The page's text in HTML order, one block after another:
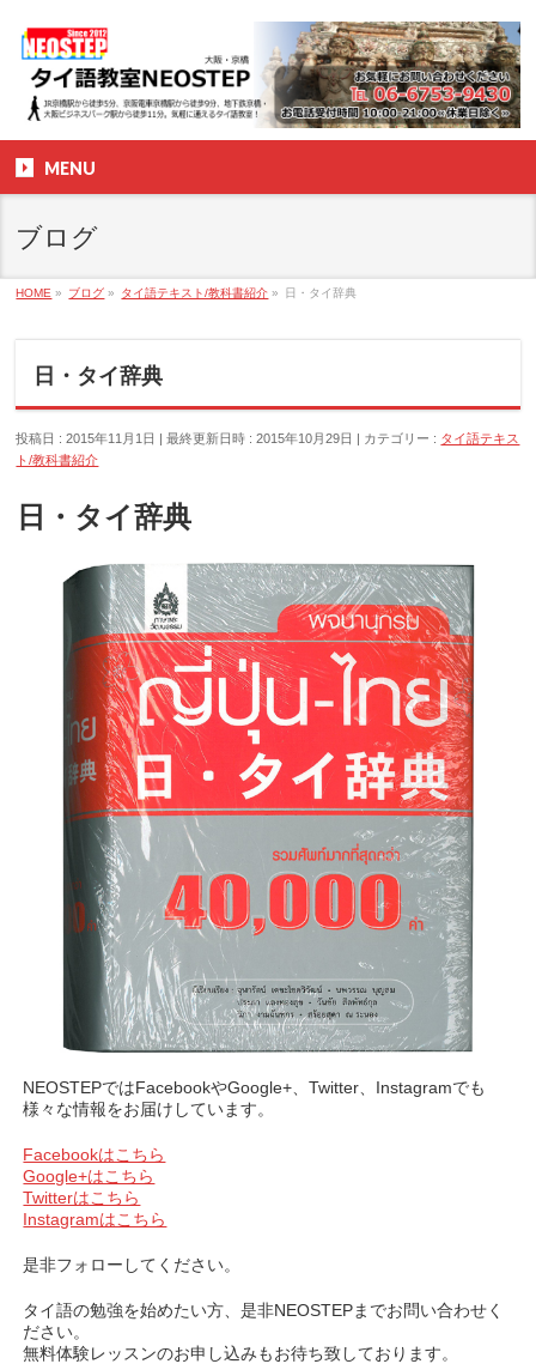
MENU
ブログ
HOME » ブログ » タイ語テキスト/教科書紹介 » 日・タイ辞典
日・タイ辞典
投稿日 : 2015年11月1日 最終更新日時 : 2015年10月29日 カテゴリー : タイ語テキス
ト/教科書紹介
日・タイ辞典
NEOSTEPではFacebookやGoogle+、Twitter、Instagramでも
様々な情報をお届けしています。
Facebookはこちら
Google+はこちら
Twitterはこちら
Instagramはこちら
是非フォローしてください。
タイ語の勉強を始めたい方、是非NEOSTEPまでお問い合わせく
ださい。
無料体験レッスンのお申し込みもお待ち致しております。